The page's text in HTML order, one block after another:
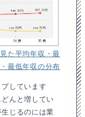
た平均年収・最
最低年収の分布
しています
んと増してい
じるのには業